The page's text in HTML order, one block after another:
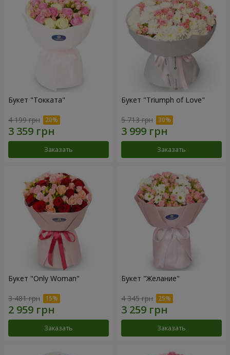
Букет "Токката"
4 199 грн
Заказать
Букет "Triumph of Love"
5 713 грн
Заказать
Букет "Only Woman"
3 481 грн
Заказать
Букет "Желание"
4 345 грн
Заказать